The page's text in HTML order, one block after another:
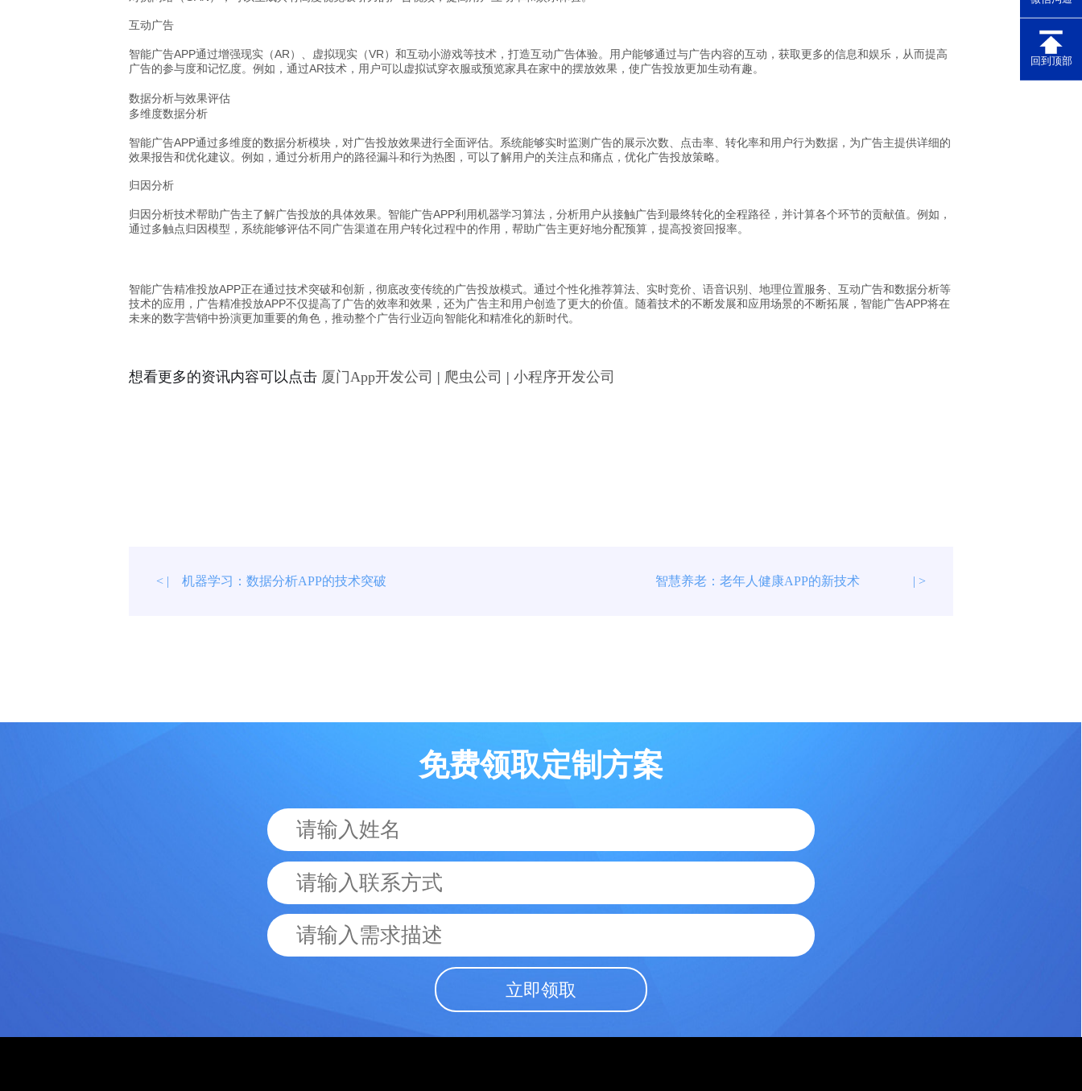
回到顶部
互动广告
智能广告APP通过增强现实（AR）、虚拟现实（VR）和互动小游戏等技术，打造互动广告体验。用户能够通过与广告内容的互动，获取更多的信息和娱乐，从而提高
广告的参与度和记忆度。例如，通过AR技术，用户可以虚拟试穿衣服或预览家具在家中的摆放效果，使广告投放更加生动有趣。
数据分析与效果评估
多维度数据分析
智能广告APP通过多维度的数据分析模块，对广告投放效果进行全面评估。系统能够实时监测广告的展示次数、点击率、转化率和用户行为数据，为广告主提供详细的
效果报告和优化建议。例如，通过分析用户的路径漏斗和行为热图，可以了解用户的关注点和痛点，优化广告投放策略。
归因分析
归因分析技术帮助广告主了解广告投放的具体效果。智能广告APP利用机器学习算法，分析用户从接触广告到最终转化的全程路径，并计算各个环节的贡献值。例如，
通过多触点归因模型，系统能够评估不同广告渠道在用户转化过程中的作用，帮助广告主更好地分配预算，提高投资回报率。
智能广告精准投放APP正在通过技术突破和创新，彻底改变传统的广告投放模式。通过个性化推荐算法、实时竞价、语音识别、地理位置服务、互动广告和数据分析等
技术的应用，广告精准投放APP不仅提高了广告的效率和效果，还为广告主和用户创造了更大的价值。随着技术的不断发展和应用场景的不断拓展，智能广告APP将在
未来的数字营销中扮演更加重要的角色，推动整个广告行业迈向智能化和精准化的新时代。
想看更多的资讯内容可以点击 厦门App开发公司 | 爬虫公司 | 小程序开发公司
< | 机器学习：数据分析APP的技术突破 智慧养老：老年人健康APP的新技术 | >
免费领取定制方案
立即领取